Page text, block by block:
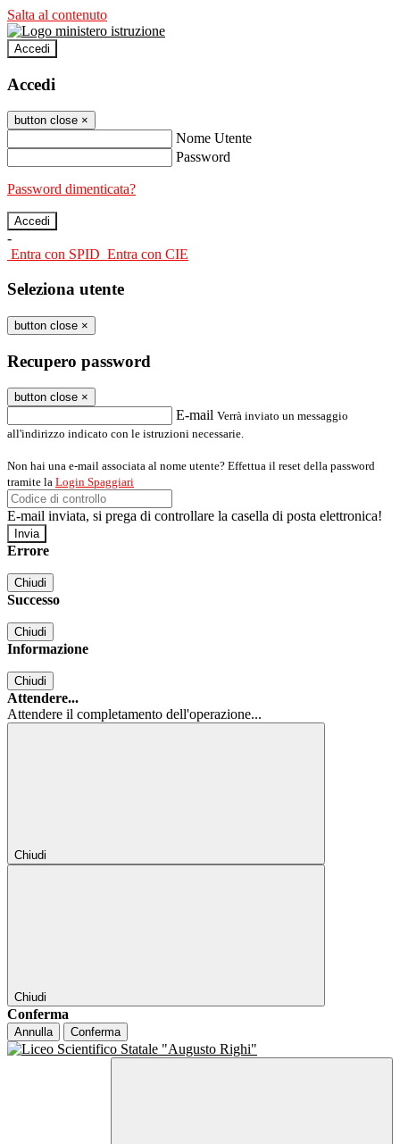
Salta al contenuto
Accedi
Accedi
button close ×
Nome Utente
Password
Password dimenticata?
-
Entra con SPID Entra con CIE
Seleziona utente
button close ×
Recupero password
button close ×
E-mail Verrà inviato un messaggio
all'indirizzo indicato con le istruzioni necessarie.
Non hai una e-mail associata al nome utente? Effettua il reset della password
tramite la Login Spaggiari
E-mail inviata, si prega di controllare la casella di posta elettronica!
Errore
Chiudi
Successo
Chiudi
Informazione
Chiudi
Attendere...
Attendere il completamento dell'operazione...
Chiudi
Chiudi
Conferma
Annulla Conferma